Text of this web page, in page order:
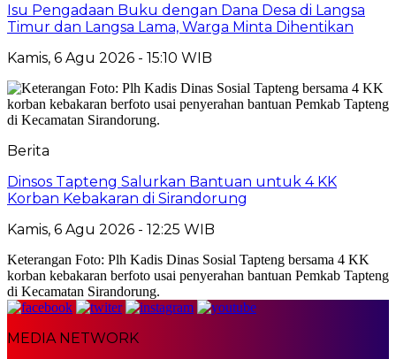
Isu Pengadaan Buku dengan Dana Desa di Langsa
Timur dan Langsa Lama, Warga Minta Dihentikan
Kamis, 6 Agu 2026 - 15:10 WIB
Berita
Dinsos Tapteng Salurkan Bantuan untuk 4 KK
Korban Kebakaran di Sirandorung
Kamis, 6 Agu 2026 - 12:25 WIB
Keterangan Foto: Plh Kadis Dinas Sosial Tapteng bersama 4 KK
korban kebakaran berfoto usai penyerahan bantuan Pemkab Tapteng
di Kecamatan Sirandorung.
MEDIA NETWORK